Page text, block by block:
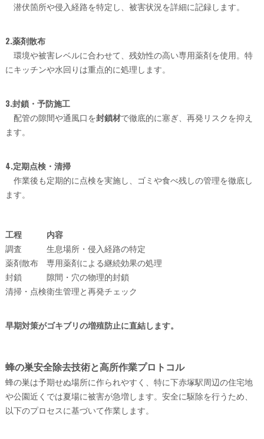
潜伏箇所や侵入経路を特定し、被害状況を詳細に記録します。
2.薬剤散布
環境や被害レベルに合わせて、残効性の高い専用薬剤を使用。特
にキッチンや水回りは重点的に処理します。
3.封鎖・予防施工
配管の隙間や通風口を封鎖材で徹底的に塞ぎ、再発リスクを抑え
ます。
4.定期点検・清掃
作業後も定期的に点検を実施し、ゴミや食べ残しの管理を徹底し
ます。
工程
内容
調査
生息場所・侵入経路の特定
薬剤散布
専用薬剤による継続効果の処理
封鎖
隙間・穴の物理的封鎖
清掃・点検衛生管理と再発チェック
早期対策がゴキブリの増殖防止に直結します。
蜂の巣安全除去技術と高所作業プロトコル
蜂の巣は予期せぬ場所に作られやすく、特に下赤塚駅周辺の住宅地
や公園近くでは夏場に被害が急増します。安全に駆除を行うため、
以下のプロセスに基づいて作業します。